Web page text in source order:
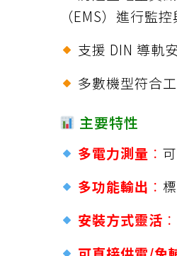
（EMS）進行監控
支援 DIN 導軌
多數機型符合
主要特性
多電力測量 ：
多功能輸出 ：
安裝方式靈活 ：